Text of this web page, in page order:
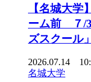
【名城大
ーム前 ７/
ズスクール
2026.07.14
名城大学